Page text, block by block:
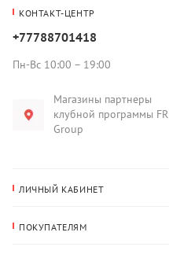
КОНТАКТ-ЦЕНТР
+77788701418
Пн-Вс 10:00 – 19:00
Магазины партнеры
клубной программы FR
Group
ЛИЧНЫЙ КАБИНЕТ
ПОКУПАТЕЛЯМ